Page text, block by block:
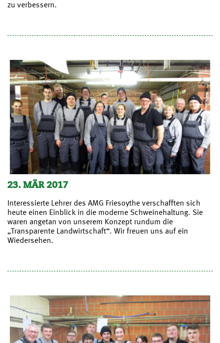
zu verbessern.
23. MÄR 2017
Interessierte Lehrer des AMG Friesoythe verschafften sich
heute einen Einblick in die moderne Schweinehaltung. Sie
waren angetan von unserem Konzept rundum die
„Transparente Landwirtschaft“. Wir freuen uns auf ein
Wiedersehen.